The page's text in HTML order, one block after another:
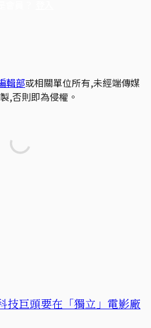
輯部或相關單位所有,未經端傳媒
,否則即為侵權。
技巨頭要在「獨立」電影廠